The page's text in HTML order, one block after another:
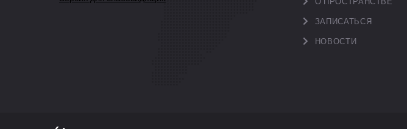
ЗАПИСАТЬСЯ
НОВОСТИ